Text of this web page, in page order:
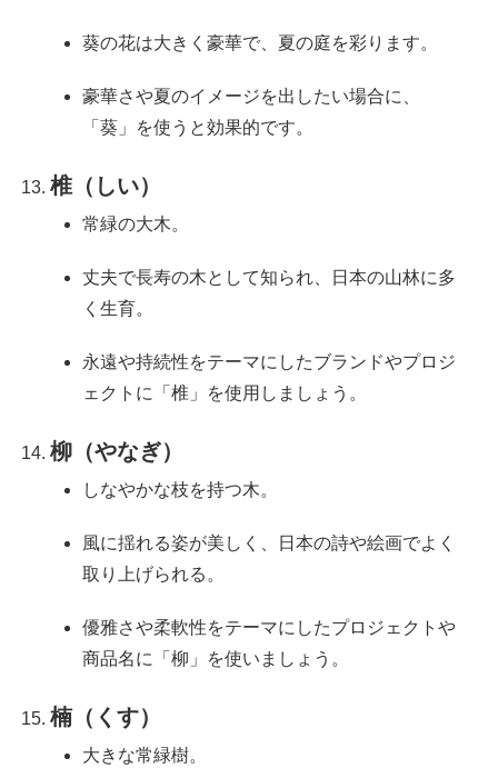
葵の花は大きく豪華で、夏の庭を彩ります。
豪華さや夏のイメージを出したい場合に、
「葵」を使うと効果的です。
椎（しい）
常緑の大木。
丈夫で長寿の木として知られ、日本の山林に多
く生育。
永遠や持続性をテーマにしたブランドやプロジ
ェクトに「椎」を使用しましょう。
柳（やなぎ）
しなやかな枝を持つ木。
風に揺れる姿が美しく、日本の詩や絵画でよく
取り上げられる。
優雅さや柔軟性をテーマにしたプロジェクトや
商品名に「柳」を使いましょう。
楠（くす）
大きな常緑樹。